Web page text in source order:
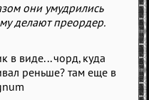
они умудрились
делают преордер.
в виде... чорд, куда
реньше? там еще в